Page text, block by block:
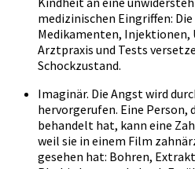
medizinischen Eingriffen:
Medikamenten, Injektionen,
Arztpraxis und Tests
Schockzustand.
Imaginär. Die Angst wird
hervorgerufen. Eine Person,
behandelt hat, kann eine
weil sie in einem Film
gesehen hat: Bohren,